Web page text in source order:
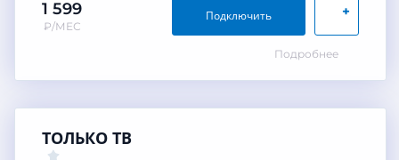
1 599
₽/МЕС
+
Подключить
Подробнее
ТОЛЬКО ТВ